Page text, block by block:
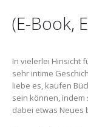
(E-Book,
In vielerlei Hinsicht
sehr intime
liebe es, kaufen
sein können,
dabei etwas Neues